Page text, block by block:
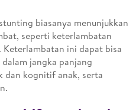
biasanya menunjukkan
seperti keterlambatan
ini dapat bisa
jangka panjang
dan kognitif anak, serta